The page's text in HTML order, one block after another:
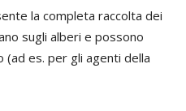
la completa raccolta dei
sugli alberi e possono
es. per gli agenti della